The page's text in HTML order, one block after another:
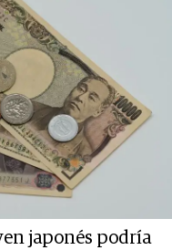
japonés podría